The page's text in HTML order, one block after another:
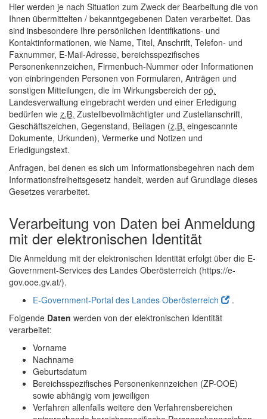
Hier werden je nach Situation zum Zweck der Bearbeitung die von
Ihnen übermittelten / bekanntgegebenen Daten verarbeitet. Das
sind insbesondere Ihre persönlichen Identifikations- und
Kontaktinformationen, wie Name, Titel, Anschrift, Telefon- und
Faxnummer, E-Mail-Adresse, bereichsspezifisches
Personenkennzeichen, Firmenbuch-Nummer oder Informationen
von einbringenden Personen von Formularen, Anträgen und
sonstigen Mitteilungen, die im Wirkungsbereich der oö.
Landesverwaltung eingebracht werden und einer Erledigung
bedürfen wie z.B. Zustellbevollmächtigter und Zustellanschrift,
Geschäftszeichen, Gegenstand, Beilagen (z.B. eingescannte
Dokumente, Urkunden), Vermerke und Notizen und
Erledigungstext.
Anfragen, bei denen es sich um Informationsbegehren nach dem
Informationsfreiheitsgesetz handelt, werden auf Grundlage dieses
Gesetzes verarbeitet.
Verarbeitung von Daten bei Anmeldung
mit der elektronischen Identität
Die Anmeldung mit der elektronischen Identität erfolgt über die E-
Government-Services des Landes Oberösterreich (https://e-
gov.ooe.gv.at/).
E-Government-Portal des Landes Oberösterreich
.
Folgende Daten werden von der elektronischen Identität
verarbeitet:
Vorname
Nachname
Geburtsdatum
Bereichsspezifisches Personenkennzeichen (ZP-OOE)
sowie abhängig vom jeweiligen
Verfahren allenfalls weitere den Verfahrensbereichen